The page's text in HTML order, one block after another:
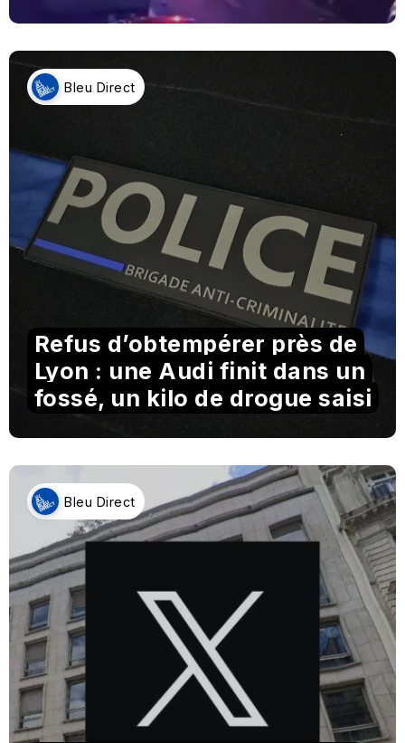
Bleu Direct
Refus d’obtempérer près de
Lyon : une Audi finit dans un
fossé, un kilo de drogue saisi
Bleu Direct